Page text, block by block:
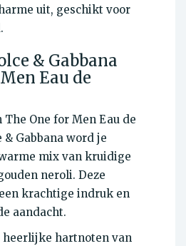
uit, geschikt voor
& Gabbana
Eau de
One for Men Eau de
Gabbana word je
mix van kruidige
neroli. Deze
krachtige indruk en
aandacht.
heerlijke hartnoten van